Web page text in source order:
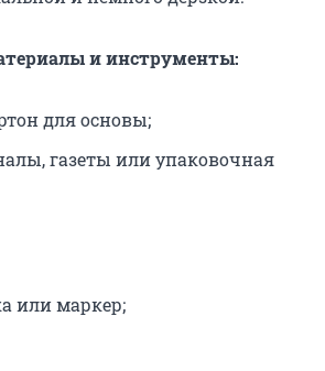
и инструменты:
для основы;
газеты или упаковочная
или маркер;